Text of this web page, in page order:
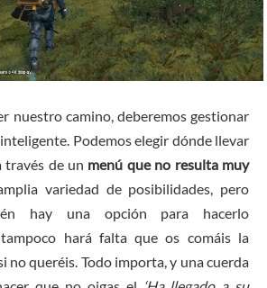
nuestro camino, deberemos gestionar
Podemos elegir dónde llevar
través de un menú que no resulta muy
variedad de posibilidades, pero
hay una opción para hacerlo
hará falta que os comáis la
no queréis. Todo importa, y una cuerda